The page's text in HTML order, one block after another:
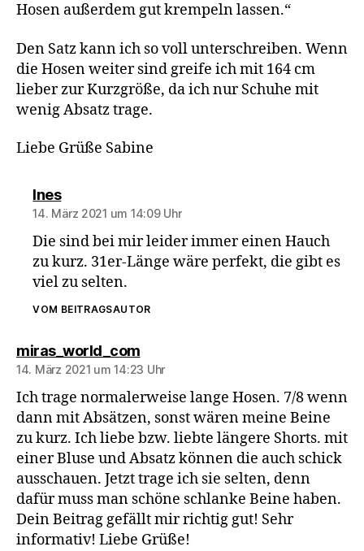
Hosen außerdem gut krempeln lassen.“
Den Satz kann ich so voll unterschreiben. Wenn
die Hosen weiter sind greife ich mit 164 cm
lieber zur Kurzgröße, da ich nur Schuhe mit
wenig Absatz trage.
Liebe Grüße Sabine
Inessagt:
14. März 2021 um 14:09 Uhr
Die sind bei mir leider immer einen Hauch
zu kurz. 31er-Länge wäre perfekt, die gibt es
viel zu selten.
VOM BEITRAGSAUTOR
miras_world_comsagt:
14. März 2021 um 14:23 Uhr
Ich trage normalerweise lange Hosen. 7/8 wenn
dann mit Absätzen, sonst wären meine Beine
zu kurz. Ich liebe bzw. liebte längere Shorts. mit
einer Bluse und Absatz können die auch schick
ausschauen. Jetzt trage ich sie selten, denn
dafür muss man schöne schlanke Beine haben.
Dein Beitrag gefällt mir richtig gut! Sehr
informativ! Liebe Grüße!